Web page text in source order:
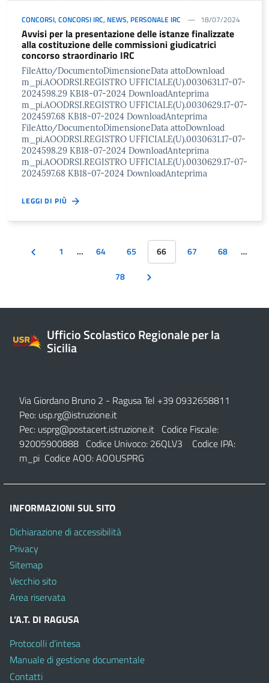
CONCORSI, CONCORSI IRC, NEWS, PERSONALE IRC 18/07/2024
Avvisi per la presentazione delle istanze finalizzate
alla costituzione delle commissioni giudicatrici
concorso straordinario IRC
FileAtto/DocumentoDimensioneData attoDownload
m_pi.AOODRSI.REGISTRO UFFICIALE(U).0030631.17-07-
2024598.29 KB18-07-2024 DownloadAnteprima
m_pi.AOODRSI.REGISTRO UFFICIALE(U).0030629.17-07-
2024597.68 KB18-07-2024 DownloadAnteprima
FileAtto/DocumentoDimensioneData attoDownload
m_pi.AOODRSI.REGISTRO UFFICIALE(U).0030631.17-07-
2024598.29 KB18-07-2024 DownloadAnteprima
m_pi.AOODRSI.REGISTRO UFFICIALE(U).0030629.17-07-
2024597.68 KB18-07-2024 DownloadAnteprima
LEGGI DI PIÙ
1 … 64 65 66 67 68
…
78
Ufficio Scolastico Regionale per la
Sicilia
Via Giordano Bruno 2 - Ragusa Tel +39 0932658811
Peo: usp.rg@istruzione.it
Pec: usprg@postacert.istruzione.it Codice Fiscale:
92005900888 Codice Univoco: 26QLV3 Codice IPA:
m_pi Codice AOO: AOOUSPRG
INFORMAZIONI SUL SITO
Dichiarazione di accessibilità
Privacy
Sitemap
Vecchio sito
Area riservata
L’A.T. DI RAGUSA
Protocolli d’intesa
Manuale di gestione documentale
Contatti